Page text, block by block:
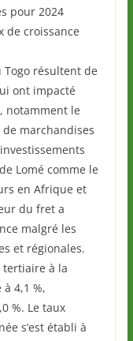
pour 2024
de croissance
Togo résultent de
ont impacté
notamment le
marchandises
Lomé comme le
en Afrique et
du fret a
malgré les
et régionales.
tertiaire à la
à 4,1 %,
%. Le taux
s’est établi à